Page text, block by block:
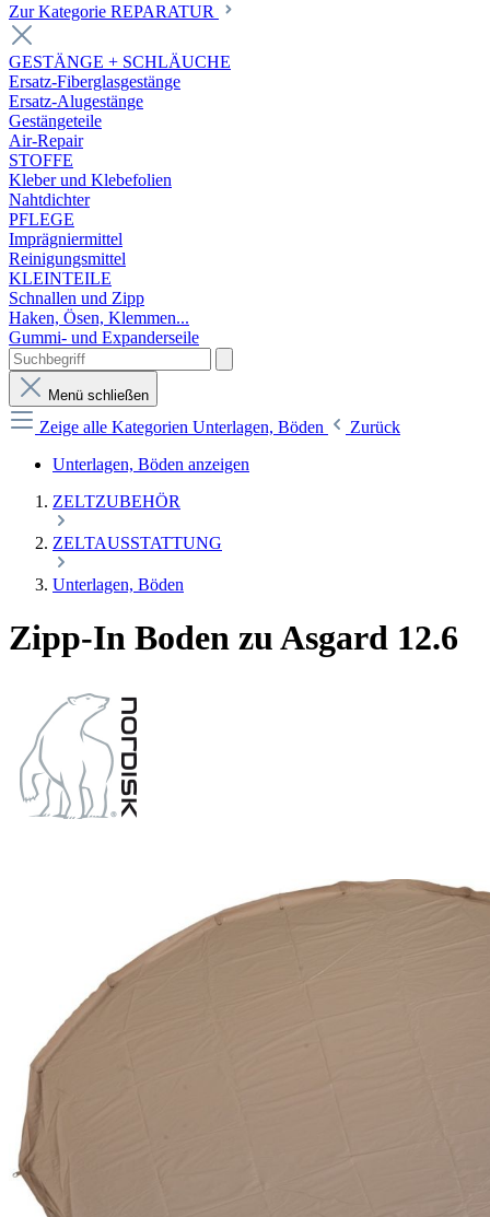
Zur Kategorie REPARATUR
GESTÄNGE + SCHLÄUCHE
Ersatz-Fiberglasgestänge
Ersatz-Alugestänge
Gestängeteile
Air-Repair
STOFFE
Kleber und Klebefolien
Nahtdichter
PFLEGE
Imprägniermittel
Reinigungsmittel
KLEINTEILE
Schnallen und Zipp
Haken, Ösen, Klemmen...
Gummi- und Expanderseile
Menü schließen
Zeige alle Kategorien Unterlagen, Böden
Zurück
Unterlagen, Böden anzeigen
ZELTZUBEHÖR
ZELTAUSSTATTUNG
Unterlagen, Böden
Zipp-In Boden zu Asgard 12.6